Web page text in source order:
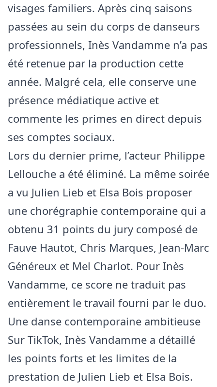
visages familiers. Après cinq saisons
passées au sein du corps de danseurs
professionnels, Inès Vandamme n’a pas
été retenue par la production cette
année. Malgré cela, elle conserve une
présence médiatique active et
commente les primes en direct depuis
ses comptes sociaux.
Lors du dernier prime, l’acteur Philippe
Lellouche a été éliminé. La même soirée
a vu Julien Lieb et Elsa Bois proposer
une chorégraphie contemporaine qui a
obtenu 31 points du jury composé de
Fauve Hautot, Chris Marques, Jean-Marc
Généreux et Mel Charlot. Pour Inès
Vandamme, ce score ne traduit pas
entièrement le travail fourni par le duo.
Une danse contemporaine ambitieuse
Sur TikTok, Inès Vandamme a détaillé
les points forts et les limites de la
prestation de Julien Lieb et Elsa Bois.